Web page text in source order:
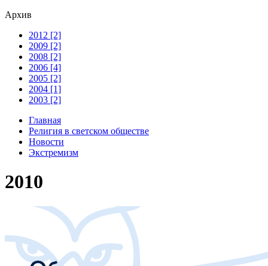
Архив
2012 [2]
2009 [2]
2008 [2]
2006 [4]
2005 [2]
2004 [1]
2003 [2]
Главная
Религия в светском обществе
Новости
Экстремизм
2010